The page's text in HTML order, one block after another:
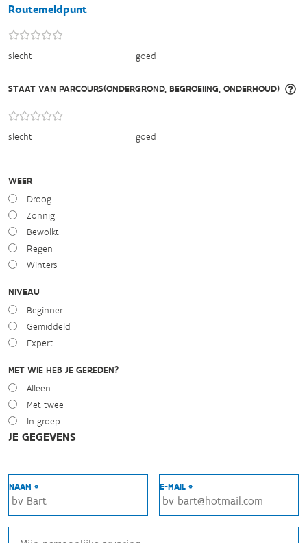
slecht goed
Routemeldpunt
STAAT VAN PARCOURS(ONDERGROND, BEGROEIING, ONDERHOUD)
slecht goed
WEER
Droog
Zonnig
Bewolkt
Regen
Winters
NIVEAU
Beginner
Gemiddeld
Expert
MET WIE HEB JE GEREDEN?
Alleen
Met twee
In groep
JE GEGEVENS
NAAM * E-MAIL *